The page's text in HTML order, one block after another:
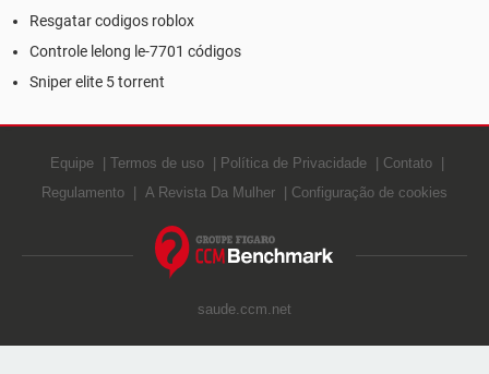
Resgatar codigos roblox
Controle lelong le-7701 códigos
Sniper elite 5 torrent
Equipe Termos de uso Política de Privacidade
Contato
Regulamento
A Revista Da Mulher Configuração de cookies
saude.ccm.net